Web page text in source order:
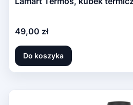
Cena
49,00 zł
Do koszyka